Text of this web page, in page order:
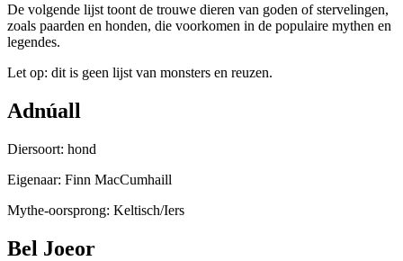
De volgende lijst toont de trouwe dieren van goden of stervelingen,
zoals paarden en honden, die voorkomen in de populaire mythen en
legendes.
Let op: dit is geen lijst van monsters en reuzen.
Adnúall
Diersoort: hond
Eigenaar: Finn MacCumhaill
Mythe-oorsprong: Keltisch/Iers
Bel Joeor